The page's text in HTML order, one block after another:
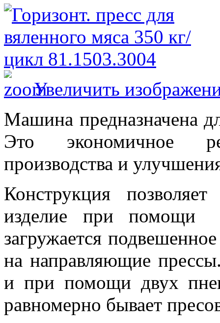
Увеличить
Машина предназначена
Это экономичное
производства и
Конструкция
изделие при помощи
загружается
на направляющие
и при помощи двух
равномерно бывает